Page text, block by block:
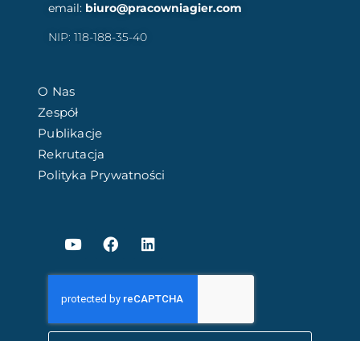
email: biuro@pracowniagier.com
NIP: 118-188-35-40
O Nas
Zespół
Publikacje
Rekrutacja
Polityka Prywatności